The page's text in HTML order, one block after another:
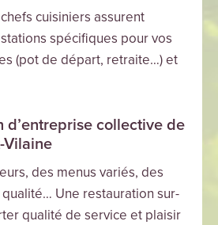
cuisiniers assurent
spécifiques pour vos
(pot de départ, retraite…) et
d’entreprise collective de
Vilaine
des menus variés, des
Une restauration sur-
qualité de service et plaisir